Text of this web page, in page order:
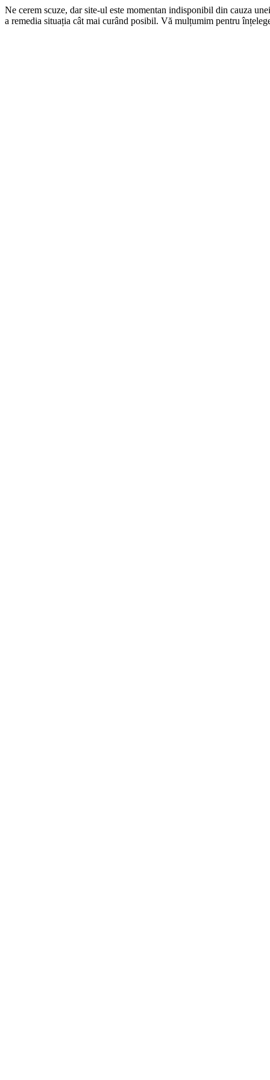
Ne cerem scuze, dar site-ul este momentan indisponibil din cauza
a remedia situația cât mai curând posibil. Vă mulțumim pentru